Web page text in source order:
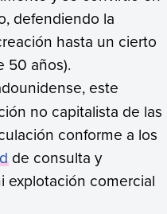
defendiendo la
hasta un cierto
50 años).
este
no capitalista de las
conforme a los
de consulta y
explotación comercial